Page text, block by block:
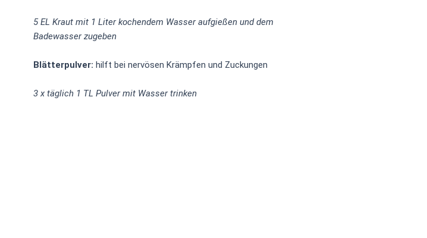
5 EL Kraut mit 1 Liter kochendem Wasser aufgießen und dem
Badewasser zugeben
Blätterpulver: hilft bei nervösen Krämpfen und Zuckungen
3 x täglich 1 TL Pulver mit Wasser trinken